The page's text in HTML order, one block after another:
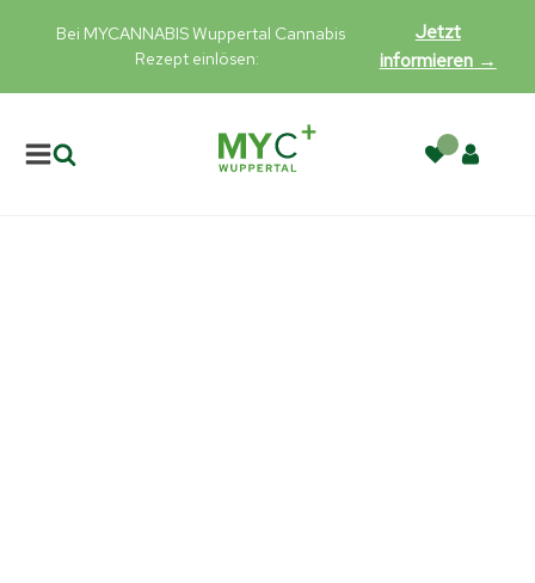
Bei MYCANNABIS Wuppertal Cannabis
Rezept einlösen:
Jetzt
informieren →